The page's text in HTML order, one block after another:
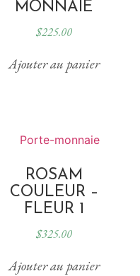
MONNAIE
$225.00
Ajouter au panier
ROSAM
COULEUR –
FLEUR 1
$325.00
Ajouter au panier